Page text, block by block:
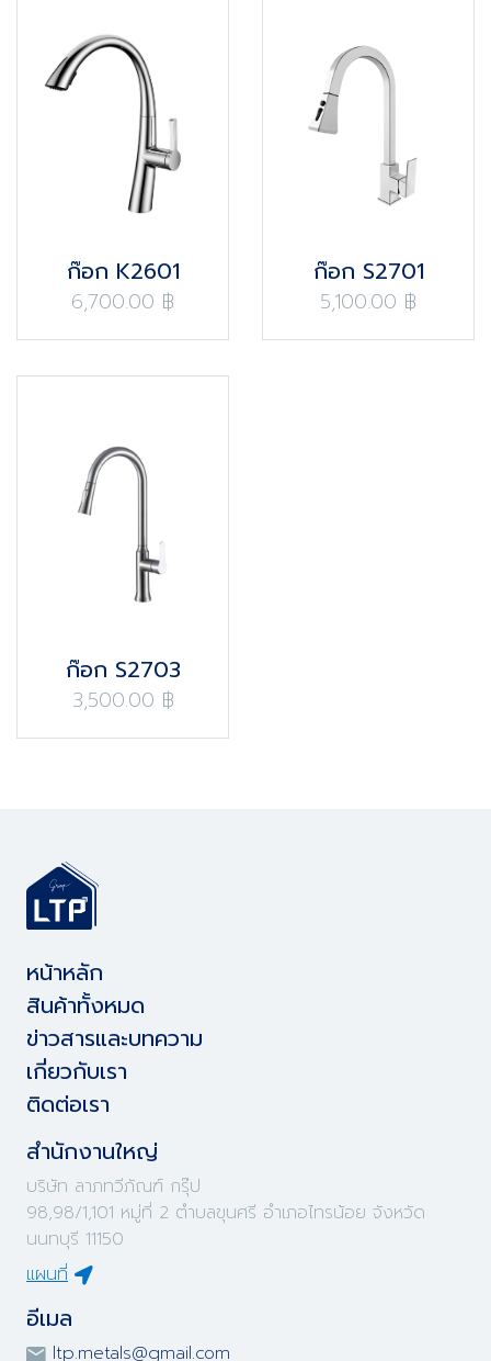
ก๊อก K2601
6,700.00 ฿
ก๊อก S2701
5,100.00 ฿
ก๊อก S2703
3,500.00 ฿
หน้าหลัก
สินค้าทั้งหมด
ข่าวสารและบทความ
เกี่ยวกับเรา
ติดต่อเรา
สำนักงานใหญ่
บริษัท ลาภทวีภัณฑ์ กรุ๊ป
98,98/1,101 หมู่ที่ 2 ตำบลขุนศรี อำเภอไทรน้อย จังหวัด
นนทบุรี 11150
แผนที่
อีเมล
ltp.metals@gmail.com